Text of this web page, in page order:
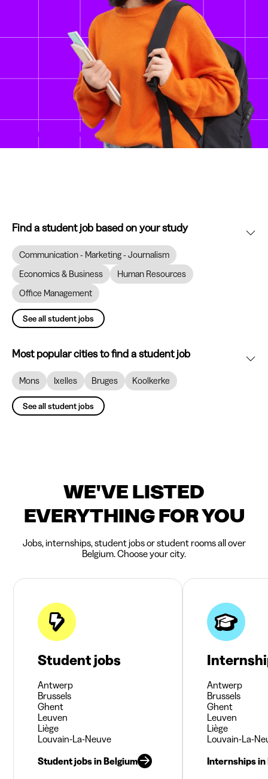
Find a student job based on your study
Communication - Marketing - Journalism
Economics & Business
Human Resources
Office Management
See all student jobs
Most popular cities to find a student job
Mons Ixelles Bruges Koolkerke
See all student jobs
WE'VE LISTED
EVERYTHING FOR YOU
Jobs, internships, student jobs or student rooms all over
Belgium. Choose your city.
Student jobs
Antwerp
Brussels
Ghent
Leuven
Liège
Louvain-La-Neuve
Student jobs in Belgium
Antwerp
Brussels
Ghent
Leuven
Liège
Louvain-La-
Internships in